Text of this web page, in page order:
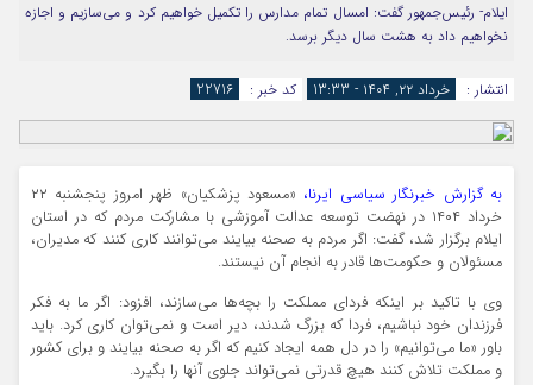
مرا به خاطر بسپار
ایلام- رئیس‌جمهور گفت: امسال تمام مدارس را تکمیل خواهیم کرد و می‌سازیم و اجازه
نخواهیم داد به هشت سال دیگر برسد.
انتشار : خرداد ۲۲, ۱۴۰۴ - 13:33 کد خبر : 22716
به گزارش خبرنگار سیاسی ایرنا،
«مسعود پزشکیان» ظهر امروز پنجشنبه ۲۲
خرداد ۱۴۰۴ در نهضت توسعه عدالت آموزشی با مشارکت مردم که در استان
ایلام برگزار شد، گفت: اگر مردم به صحنه بیایند می‌توانند کاری کنند که مدیران،
مسئولان و حکومت‌ها قادر به انجام آن نیستند.
وی با تاکید بر اینکه فردای مملکت را بچه‌ها می‌سازند، افزود: اگر ما به فکر
فرزندان خود نباشیم، فردا که بزرگ شدند، دیر است و نمی‌توان کاری کرد. باید
باور «ما می‌توانیم» را در دل همه ایجاد کنیم که اگر به صحنه بیایند و برای کشور
و مملکت تلاش کنند هیچ قدرتی نمی‌تواند جلوی آنها را بگیرد.